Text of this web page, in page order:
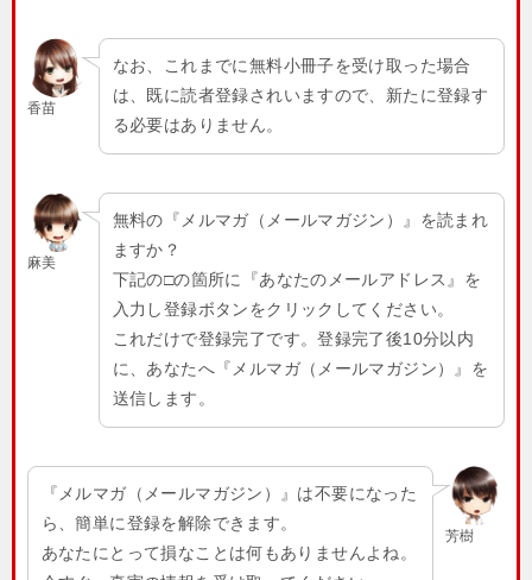
香苗
なお、これまでに無料小冊子を受け取った場合
は、既に読者登録されいますので、新たに登録す
る必要はありません。
麻美
無料の『メルマガ（メールマガジン）』を読まれ
ますか？
下記の□の箇所に『あなたのメールアドレス』を
入力し登録ボタンをクリックしてください。
これだけで登録完了です。登録完了後10分以内
に、あなたへ『メルマガ（メールマガジン）』を
送信します。
芳樹
『メルマガ（メールマガジン）』は不要になった
ら、簡単に登録を解除できます。
あなたにとって損なことは何もありませんよね。